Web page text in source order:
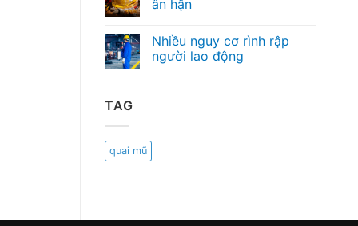
ân hận
Nhiều nguy cơ rình rập
người lao động
TAG
quai mũ